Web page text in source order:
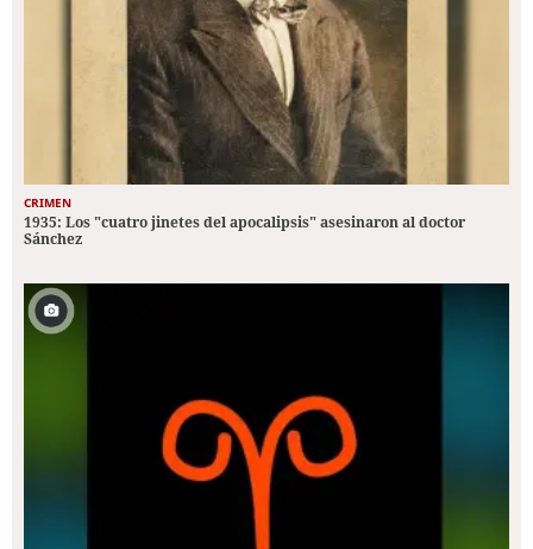
CRIMEN
1935: Los "cuatro jinetes del apocalipsis" asesinaron al doctor
Sánchez